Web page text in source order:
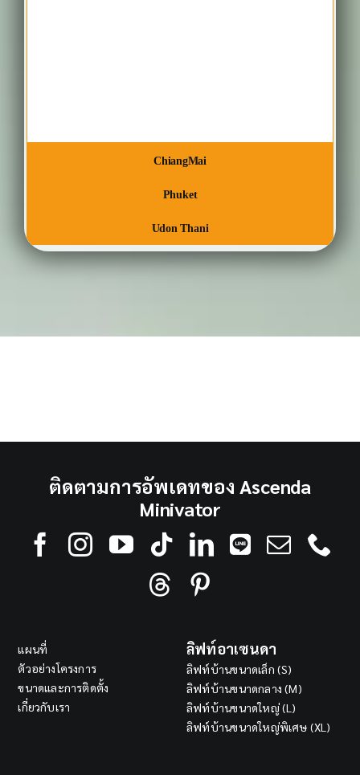
ChiangMai
Phuket
Udon Thani
ติดตามการอัพเดทของ Ascenda
Minivator
แผนที่
ตัวอย่างโครงการ
ขนาดและการติดตั้ง
เกี่ยวกับเรา
ลิฟท์อาเซนดา
ลิฟท์บ้านขนาดเล็ก (S)
ลิฟท์บ้านขนาดกลาง (M)
ลิฟท์บ้านขนาดใหญ่ (L)
ลิฟท์บ้านขนาดใหญ่พิเศษ (XL)